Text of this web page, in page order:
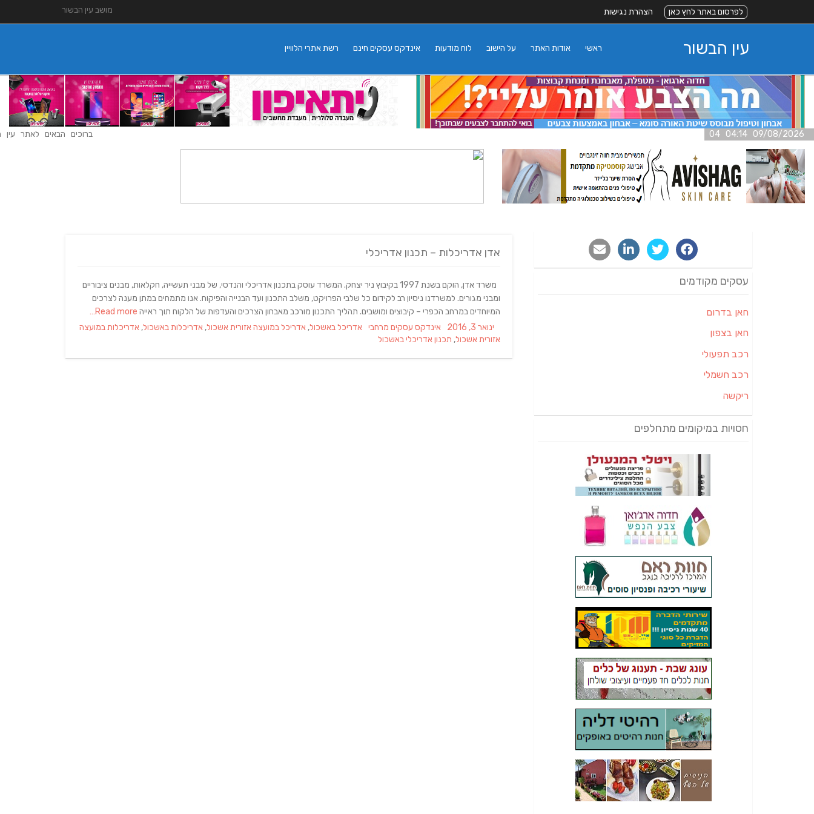
מושב עין הבשור לפרסום באתר לחץ כאן הצהרת נגישות
עין הבשור רשת אתרי הלוויין אינדקס עסקים חינם לוח מודעות על הישוב אודות האתר ראשי
09/08/2026 04:14 04 ברוכים הבאים לאתר עין
אדן אדריכלות – תכנון אדריכלי
משרד אדן, הוקם בשנת 1997 בקיבוץ ניר יצחק. המשרד עוסק בתכנון אדריכלי והנדסי, של מבני תעשייה, חקלאות, מבנים ציבוריים
ומבני מגורים. למשרדנו ניסיון רב לקידום כל שלבי הפרויקט, משלב התכנון ועד הבנייה והפיקוח. אנו מתמחים במתן מענה לצרכים
המיוחדים במרחב הכפרי – קיבוצים ומושבים. תהליך התכנון מורכב מאבחון הצרכים והעדפות של הלקוח תוך ראייה
Posted
on
ינואר 3, 2016 Categories
אינדקס עסקים מרחבי Tags
אדריכל באשכול, אדריכל במועצה אזורית אשכול, אדריכלות באשכול, אדריכלות במועצה
אזורית אשכול, תכנון אדריכלי באשכול
עסקים מקודמים
חאן בדרום
חאן בצפון
רכב תפעולי
רכב חשמלי
ריקשה
חסויות במיקומים מתחלפים